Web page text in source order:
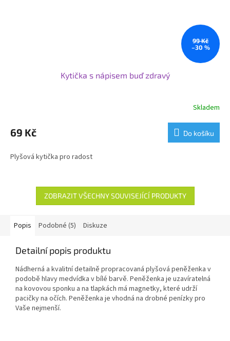
99 Kč
–30 %
Kytička s nápisem buď zdravý
Skladem
69 Kč Do košíku
Plyšová kytička pro radost
ZOBRAZIT VŠECHNY SOUVISEJÍCÍ PRODUKTY
Popis Podobné (5) Diskuze
Detailní popis produktu
Nádherná a kvalitní detailně propracovaná plyšová peněženka v
podobě hlavy medvídka v bílé barvě. Peněženka je uzavíratelná
na kovovou sponku a na tlapkách má magnetky, které udrží
pacičky na očích. Peněženka je vhodná na drobné penízky pro
Vaše nejmenší.